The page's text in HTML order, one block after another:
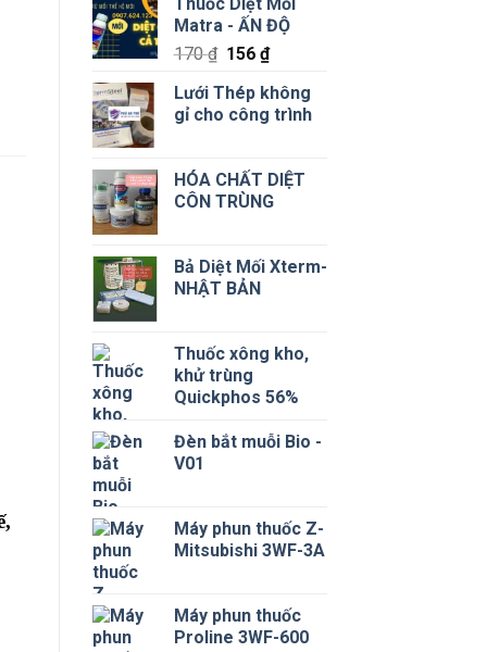
,
Matra - ẤN ĐỘ
170₫ Giá
là:
170 ₫.
156₫Giá
tại
là:
Lưới Thép không
gỉ cho công trình
HÓA CHẤT DIỆT
CÔN TRÙNG
Bả Diệt Mối Xterm-
NHẬT BẢN
Thuốc xông kho,
khử trùng
Quickphos 56%
Đèn bắt muỗi Bio -
V01
Máy phun thuốc Z-
Mitsubishi 3WF-3A
Máy phun thuốc
Proline 3WF-600